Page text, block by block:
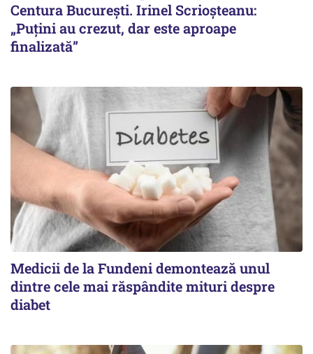
Centura București. Irinel Scrioșteanu:
„Puțini au crezut, dar este aproape
finalizată”
Medicii de la Fundeni demontează unul
dintre cele mai răspândite mituri despre
diabet